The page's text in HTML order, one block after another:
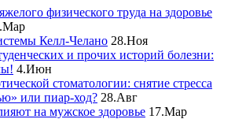
физического труда на здоровье
Келл-Челано 28.Ноя
и прочих историй болезни:
4.Июн
стоматологии: снятие стресса
или пиар-ход? 28.Авг
на мужское здоровье 17.Мар